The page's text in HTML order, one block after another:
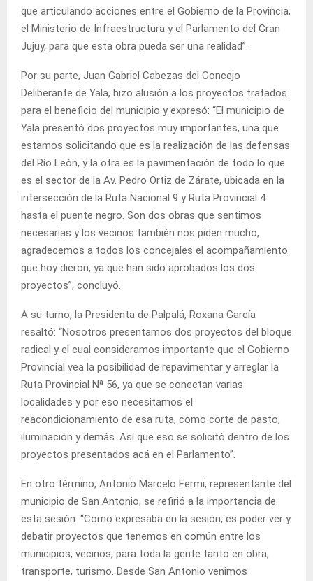
que articulando acciones entre el Gobierno de la Provincia,
el Ministerio de Infraestructura y el Parlamento del Gran
Jujuy, para que esta obra pueda ser una realidad”.
Por su parte, Juan Gabriel Cabezas del Concejo
Deliberante de Yala, hizo alusión a los proyectos tratados
para el beneficio del municipio y expresó: “El municipio de
Yala presentó dos proyectos muy importantes, una que
estamos solicitando que es la realización de las defensas
del Río León, y la otra es la pavimentación de todo lo que
es el sector de la Av. Pedro Ortiz de Zárate, ubicada en la
intersección de la Ruta Nacional 9 y Ruta Provincial 4
hasta el puente negro. Son dos obras que sentimos
necesarias y los vecinos también nos piden mucho,
agradecemos a todos los concejales el acompañamiento
que hoy dieron, ya que han sido aprobados los dos
proyectos”, concluyó.
A su turno, la Presidenta de Palpalá, Roxana García
resaltó: “Nosotros presentamos dos proyectos del bloque
radical y el cual consideramos importante que el Gobierno
Provincial vea la posibilidad de repavimentar y arreglar la
Ruta Provincial Nª 56, ya que se conectan varias
localidades y por eso necesitamos el
reacondicionamiento de esa ruta, como corte de pasto,
iluminación y demás. Así que eso se solicitó dentro de los
proyectos presentados acá en el Parlamento”.
En otro término, Antonio Marcelo Fermi, representante del
municipio de San Antonio, se refirió a la importancia de
esta sesión: “Como expresaba en la sesión, es poder ver y
debatir proyectos que tenemos en común entre los
municipios, vecinos, para toda la gente tanto en obra,
transporte, turismo. Desde San Antonio venimos